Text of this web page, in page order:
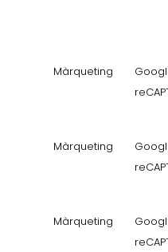
Màrqueting
Màrqueting
Màrqueting